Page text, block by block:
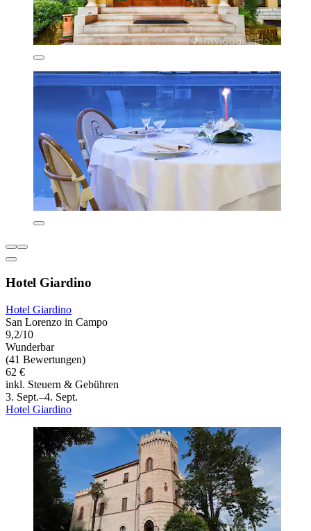
Hotel Giardino
Hotel Giardino
San Lorenzo in Campo
9,2/10
Wunderbar
(41 Bewertungen)
62 €
inkl. Steuern & Gebühren
3. Sept.–4. Sept.
Hotel Giardino